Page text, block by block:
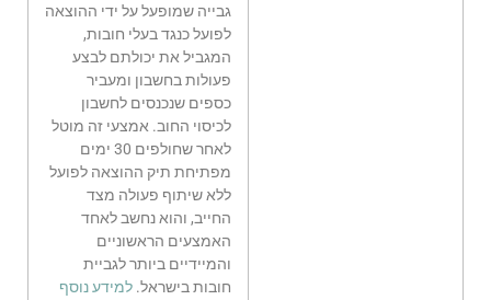
גבייה שמופעל על ידי ההוצאה
לפועל כנגד בעלי חובות,
המגביל את יכולתם לבצע
פעולות בחשבון ומעביר
כספים שנכנסים לחשבון
לכיסוי החוב. אמצעי זה מוטל
לאחר שחולפים 30 ימים
מפתיחת תיק ההוצאה לפועל
ללא שיתוף פעולה מצד
החייב, והוא נחשב לאחד
האמצעים הראשוניים
והמיידיים ביותר לגביית
חובות בישראל.למידע נוסף